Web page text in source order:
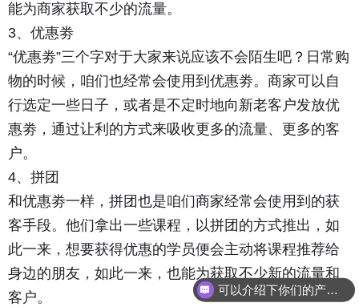
能为商家获取不少的流量。
3、优惠劵
“优惠劵”三个字对于大家来说应该不会陌生吧？日常购
物的时候，咱们也经常会使用到优惠劵。商家可以自
行选定一些日子，或者是不定时地向新老客户发放优
惠劵，通过让利的方式来吸收更多的流量、更多的客
户。
4、拼团
和优惠劵一样，拼团也是咱们商家经常会使用到的获
客手段。他们拿出一些课程，以拼团的方式推出，如
此一来，想要获得优惠的学员便会主动将课程推荐给
身边的朋友，如此一来，也能为获取不少新的流量和
客户。
可以介绍下你们的产品么